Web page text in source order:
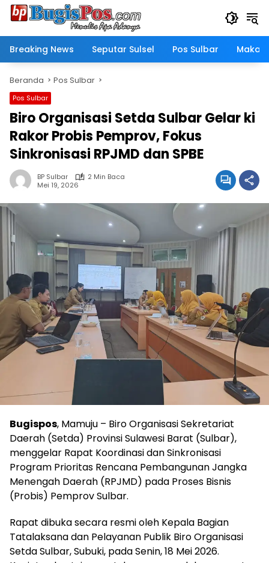
Langsung
Breaking News
Seputar Sulsel Pos Sulbar
Beranda Pos Sulbar
Pos Sulbar
Biro Organisasi Setda Sulbar Gelar ki
Rakor Probis Pemprov, Fokus
Sinkronisasi RPJMD dan SPBE
BP Sulbar
2 Min Baca
Mei 19, 2026
Bugispos, Mamuju – Biro Organisasi Sekretariat
Daerah (Setda) Provinsi Sulawesi Barat (Sulbar),
menggelar Rapat Koordinasi dan Sinkronisasi
Program Prioritas Rencana Pembangunan Jangka
Menengah Daerah (RPJMD) pada Proses Bisnis
(Probis) Pemprov Sulbar.
Rapat dibuka secara resmi oleh Kepala Bagian
Tatalaksana dan Pelayanan Publik Biro Organisasi
Setda Sulbar, Subuki, pada Senin, 18 Mei 2026.